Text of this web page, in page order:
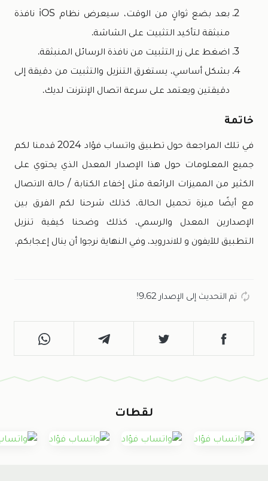
بعد بضع ثوانٍ من الوقت، سيعرض نظام iOS نافذة
منبثقة لتأكيد التثبيت على الشاشة.
اضغط على زر التثبيت من نافذة الرسائل المنبثقة.
بشكل أساسي، يستغرق التنزيل والتثبيت من دقيقة إلى
دقيقتين ويعتمد على سرعة اتصال الإنترنت لديك.
خاتمة
في تلك المراجعة حول تطبيق واتساب فؤاد 2024 قدمنا لكم
جميع المعلومات حول هذا الإصدار المعدل الذي يحتوي على
الكثير من المميزات الرائعة مثل إخفاء الكتابة / حالة الاتصال
مع أيضًا ميزة تحميل الحالة، كذلك شرحنا لكم الفرق بين
الإصدارين المعدل والرسمي، كذلك وضحنا كيفية تنزيل
التطبيق للآيفون و للاندرويد، وفي النهاية نرجوا أن ينال إعجابكم.
تم التحديث إلى الإصدار 9.62!
لقطات